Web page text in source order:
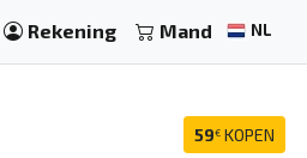
Rekening Mand NL
59€ KOPEN